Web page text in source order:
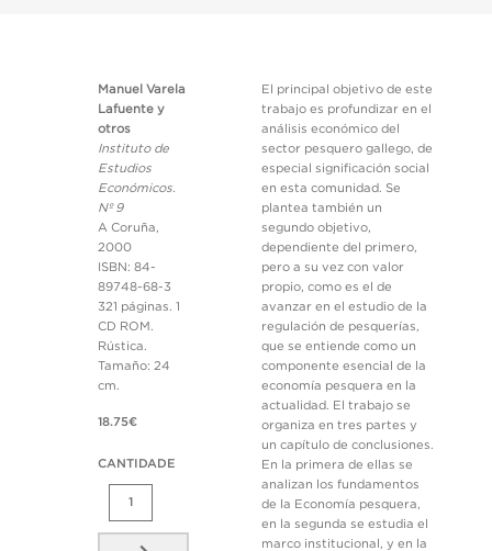
Manuel Varela
Lafuente y
otros
Instituto de
Estudios
Económicos.
Nº 9
A Coruña,
2000
ISBN: 84-
89748-68-3
321 páginas. 1
CD ROM.
Rústica.
Tamaño: 24
cm.
18.75€
CANTIDADE
El principal objetivo de este
trabajo es profundizar en el
análisis económico del
sector pesquero gallego, de
especial significación social
en esta comunidad. Se
plantea también un
segundo objetivo,
dependiente del primero,
pero a su vez con valor
propio, como es el de
avanzar en el estudio de la
regulación de pesquerías,
que se entiende como un
componente esencial de la
economía pesquera en la
actualidad. El trabajo se
organiza en tres partes y
un capítulo de conclusiones.
En la primera de ellas se
analizan los fundamentos
de la Economía pesquera,
en la segunda se estudia el
marco institucional, y en la